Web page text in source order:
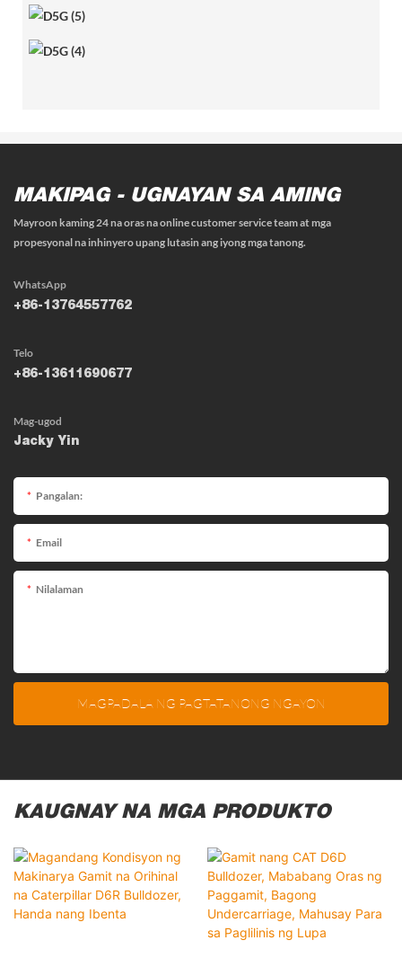
MAKIPAG - UGNAYAN SA AMING
Mayroon kaming 24 na oras na online customer service team at mga
propesyonal na inhinyero upang lutasin ang iyong mga tanong.
WhatsApp
+86-13764557762
Telo
+86-13611690677
Mag-ugod
Jacky Yin
Pangalan:
Email
Nilalaman
MAGPADALA NG PAGTATANONG NGAYON
KAUGNAY NA MGA PRODUKTO